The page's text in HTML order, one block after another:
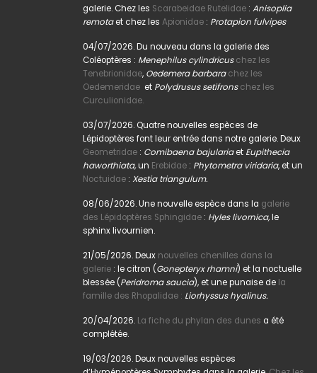
galerie. Chez les Scarabeidae Rutelidae : Anisoplia
remotaet chez les Apionidae : Protapion fulvipes
04/07/2026. Du nouveau dans la galerie des
Coléoptères : Menephilus cylindricus chez les
Tenebrionidae, Oedemera barbara chez les
Oedemeridae et Polydrusus setifrons chez les
Curculionidae.
03/07/2026. Quatre nouvelles espèces de
Lépidoptères font leur entrée dans notre galerie. Deux
Geometridae : Comibaena bajulariaet Eupithecia
haworthiata,un Erebidae : Phytometra viridaria, et un
Noctuidae : Xestia triangulum.
08/06/2026. Une nouvelle espèce dans la galerie
des Lépidoptères Sphingidae : Hyles livornica,le
sphinx livournien.
21/05/2026. Deux nouvelles chenilles dans la
galerie : le citron (Gonepteryx rhamni) et la noctuelle
blessée (Peridroma saucia), et une punaise de la
famille des Rhopalidae : Liorhyssus hyalinus.
20/04/2026. La fiche du phylan des dunes a été
complétée.
19/03/2026. Deux nouvelles espèces